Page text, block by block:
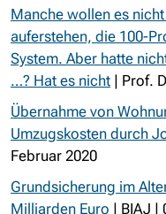
Manche wollen es
auferstehen, die 100-
System. Aber hatte
…? Hat es nicht | Prof.
Übernahme von
Umzugskosten durch
Februar 2020
Grundsicherung im
Milliarden Euro | BIAJ |